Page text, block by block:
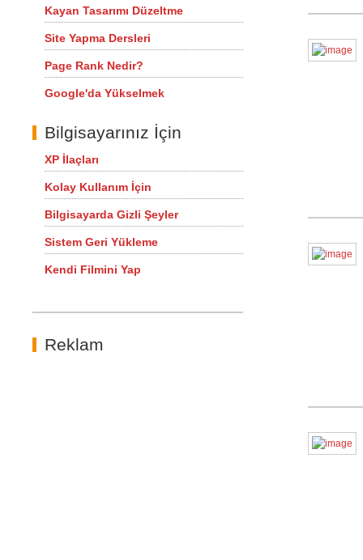
Kayan Tasarımı Düzeltme
Site Yapma Dersleri
Page Rank Nedir?
Google'da Yükselmek
Bilgisayarınız İçin
XP İlaçları
Kolay Kullanım İçin
Bilgisayarda Gizli Şeyler
Sistem Geri Yükleme
Kendi Filmini Yap
Reklam